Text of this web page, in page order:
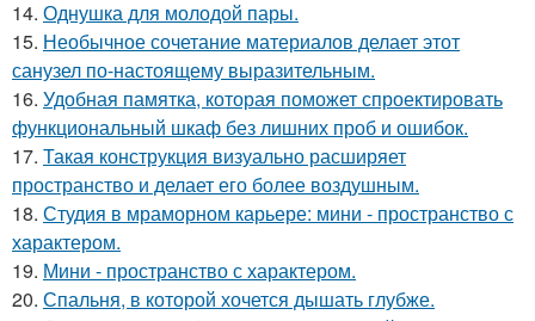
14. Однушка для молодой пары.
15. Необычное сочетание материалов делает этот
санузел по-настоящему выразительным.
16. Удобная памятка, которая поможет спроектировать
функциональный шкаф без лишних проб и ошибок.
17. Такая конструкция визуально расширяет
пространство и делает его более воздушным.
18. Студия в мраморном карьере: мини - пространство с
характером.
19. Мини - пространство с характером.
20. Спальня, в которой хочется дышать глубже.